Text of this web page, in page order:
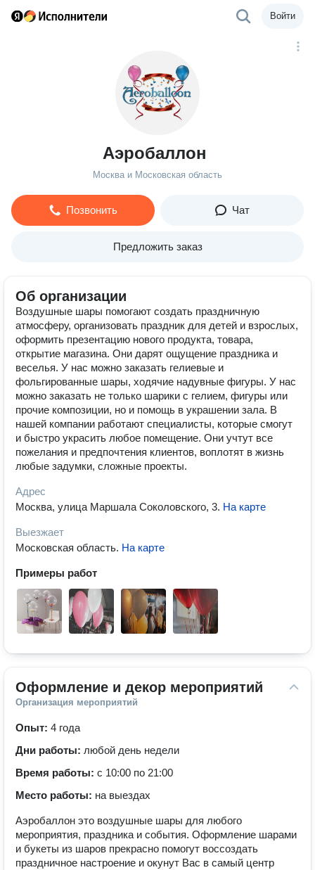
Войти
Аэробаллон
Москва и Московская область
Позвонить Чат
Предложить заказ
Об организации
Воздушные шары помогают создать праздничную
атмосферу, организовать праздник для детей и взрослых,
оформить презентацию нового продукта, товара,
открытие магазина. Они дарят ощущение праздника и
веселья. У нас можно заказать гелиевые и
фольгированные шары, ходячие надувные фигуры. У нас
можно заказать не только шарики с гелием, фигуры или
прочие композиции, но и помощь в украшении зала. В
нашей компании работают специалисты, которые смогут
и быстро украсить любое помещение. Они учтут все
пожелания и предпочтения клиентов, воплотят в жизнь
любые задумки, сложные проекты.
Адрес
Москва, улица Маршала Соколовского, 3. На карте
Выезжает
Московская область. На карте
Примеры работ
Оформление и декор мероприятий
Организация мероприятий
Опыт: 4 года
Дни работы: любой день недели
Время работы: с 10:00 по 21:00
Место работы: на выездах
Аэробаллон это воздушные шары для любого
мероприятия, праздника и события. Оформление шарами
и букеты из шаров прекрасно помогут воссоздать
праздничное настроение и окунут Вас в самый центр